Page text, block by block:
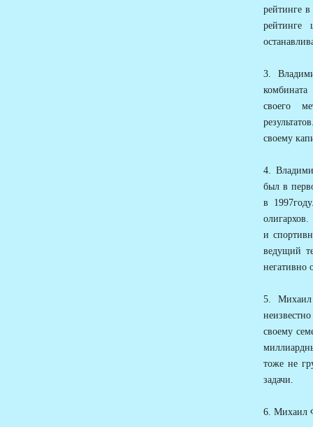
рейтинге
3.
своего
своему
4.
был в
в
и
ведущий
негативно
5. Михаил
своему
тоже не
задачи.
6. Михаил